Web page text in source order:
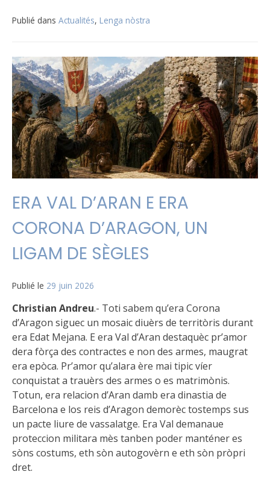
Publié dans Actualités, Lenga nòstra
ERA VAL D’ARAN E ERA
CORONA D’ARAGON, UN
LIGAM DE SÈGLES
Publié le 29 juin 2026
Christian Andreu.- Toti sabem qu’era Corona
d’Aragon siguec un mosaic diuèrs de territòris durant
era Edat Mejana. E era Val d’Aran destaquèc pr’amor
dera fòrça des contractes e non des armes, maugrat
era epòca. Pr’amor qu’alara ère mai tipic víer
conquistat a trauèrs des armes o es matrimònis.
Totun, era relacion d’Aran damb era dinastia de
Barcelona e los reis d’Aragon demorèc tostemps sus
un pacte liure de vassalatge. Era Val demanaue
proteccion militara mès tanben poder manténer es
sòns costums, eth sòn autogovèrn e eth sòn pròpri
dret.